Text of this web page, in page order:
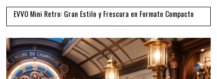
EVVO Mini Retro: Gran Estilo y Frescura en Formato Compacto